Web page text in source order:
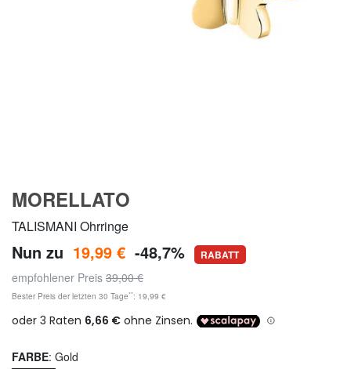
MORELLATO
TALISMANI Ohrringe
Nun zu 19,99 € -48,7% RABATT
empfohlener Preis 39,00 €
Bester Preis der letzten 30 Tage**: 19,99 €
FARBE: Gold